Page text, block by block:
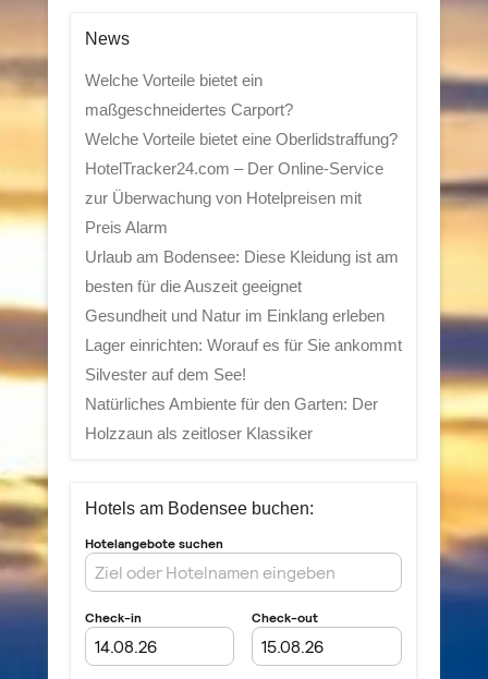
News
Welche Vorteile bietet ein
maßgeschneidertes Carport?
Welche Vorteile bietet eine Oberlidstraffung?
HotelTracker24.com – Der Online-Service
zur Überwachung von Hotelpreisen mit
Preis Alarm
Urlaub am Bodensee: Diese Kleidung ist am
besten für die Auszeit geeignet
Gesundheit und Natur im Einklang erleben
Lager einrichten: Worauf es für Sie ankommt
Silvester auf dem See!
Natürliches Ambiente für den Garten: Der
Holzzaun als zeitloser Klassiker
Hotels am Bodensee buchen: